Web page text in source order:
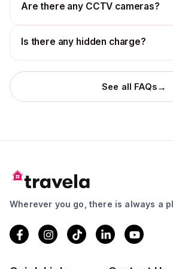
Are there any CCTV cameras?
Is there any hidden charge?
See all FAQs→
Wherever you go, there is always a